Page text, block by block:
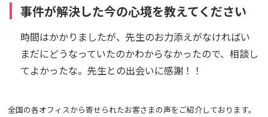
事件が解決した今の心境を教えてください
時間はかかりましたが、先生のお力添えがなければい
まだにどうなっていたのかわからなかったので、相談し
てよかったな。先生との出会いに感謝！！
全国の各オフィスから寄せられたお客さまの声をご紹介しております。